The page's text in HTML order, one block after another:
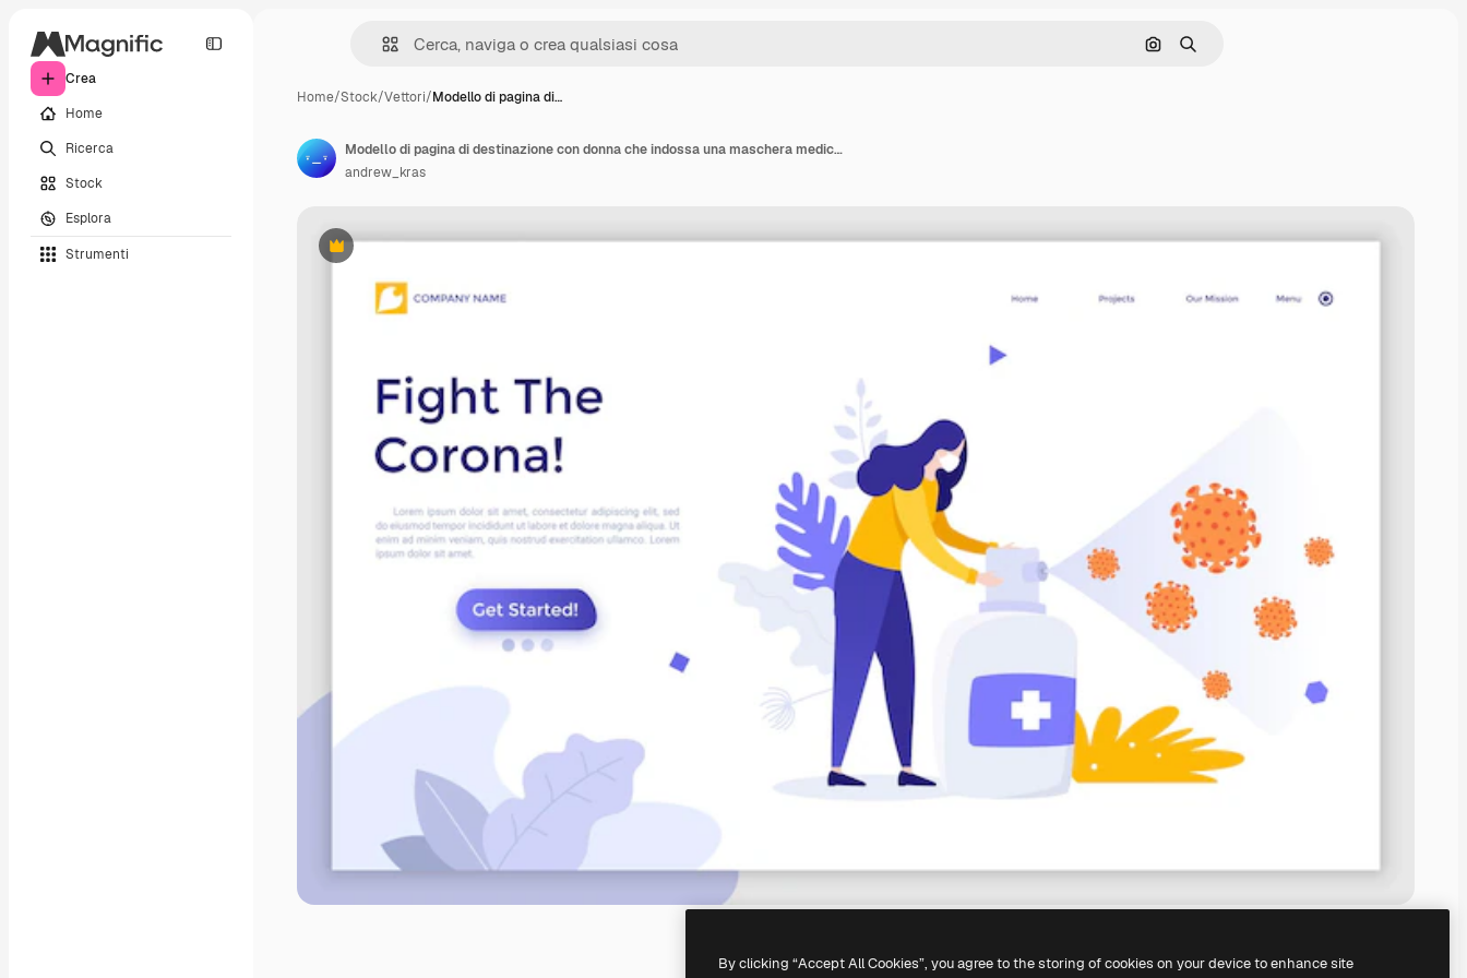
Crea
Home
Ricerca
Stock
Esplora
Strumenti
Cerca per immagine
Ricerca
Home/Stock/Vettori/Modello di pagina di…
Premium
Modello di pagina di destinazione con donna che indossa una maschera medica che spruzza disinfettante contro il virus Concetto di sicurezza durante l'epidemia di COVID19 che combatte la pandemia di coronavirus Illustrazione vettoriale piatta per la pagina web
andrew_kras
By clicking “Accept All Cookies”, you agree to the storing of cookies on your device to enhance site